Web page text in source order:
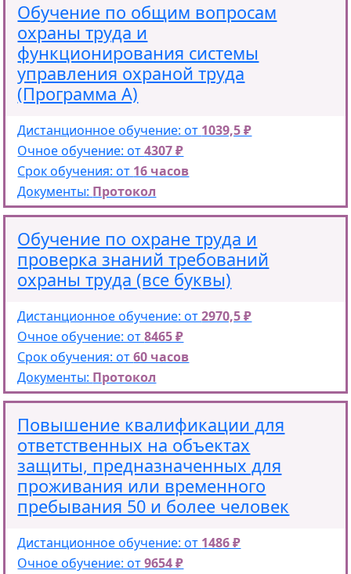
Обучение по общим вопросам
охраны труда и
функционирования системы
управления охраной труда
(Программа А)
Дистанционное обучение: от 1039,5 ₽
Очное обучение: от4307 ₽
Срок обучения: от 16 часов
Документы: Протокол
Обучение по охране труда и
проверка знаний требований
охраны труда (все буквы)
Дистанционное обучение: от2970,5 ₽
Очное обучение: от8465 ₽
Срок обучения: от60 часов
Документы: Протокол
Повышение квалификации для
ответственных на объектах
защиты, предназначенных для
проживания или временного
пребывания 50 и более человек
Дистанционное обучение: от 1486 ₽
Очное обучение: от9654 ₽